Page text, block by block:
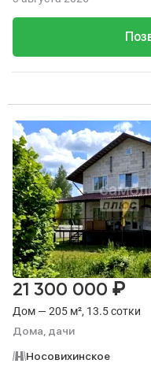
Дом — 205 м², 13.5 сотки
Дома, дачи
21 300 000 ₽
Носовихинское